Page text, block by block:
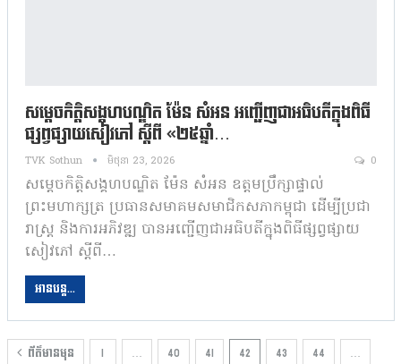
សម្តេចកិត្តិសង្គហបណ្ឌិត ម៉ែន សំអន អញ្ជើញជាអធិបតីក្នុងពិធី
ផ្សព្វផ្សាយសៀវភៅ ស្តីពី «២៥ឆ្នាំ…
TVK Sothun មិថុនា 23, 2026 0
សម្តេចកិត្តិសង្គហបណ្ឌិត ម៉ែន សំអន ឧត្តមប្រឹក្សាផ្ទាល់
ព្រះមហាក្សត្រ ប្រធានសមាគមសមាជិកសភាកម្ពុជា ដើម្បីប្រជា
រាស្ត្រ និងការអភិវឌ្ឍ បានអញ្ជើញជាអធិបតីក្នុងពិធីផ្សព្វផ្សាយ
សៀវភៅ ស្តីពី…
អានបន្ត...
ព័ត៌មានមុន 1 … 40 41 42 43 44
…